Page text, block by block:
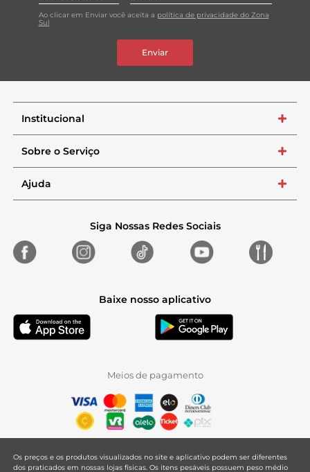
Ao clicar em Enviar você aceita a política de privacidade do Zona
Sul
Enviar
Institucional +
Sobre o Serviço +
Ajuda +
Siga Nossas Redes Sociais
Baixe nosso aplicativo
Meios de pagamento
Os preços e os produtos visualizados no site e aplicativo podem ser diferentes
dos praticados em nossas lojas físicas. Os itens pesáveis possuem peso médio